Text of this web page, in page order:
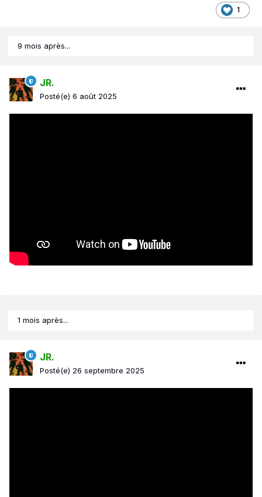
1
9 mois après...
JR.
Posté(e) 6 août 2025
1 mois après...
JR.
Posté(e) 26 septembre 2025